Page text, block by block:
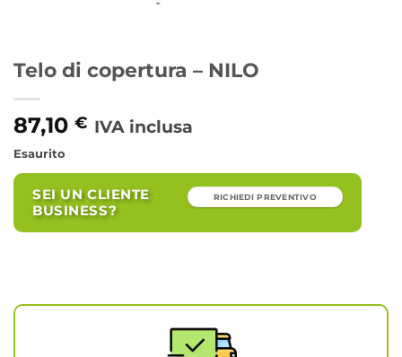
Telo di copertura – NILO
87,10 € IVA inclusa
Esaurito
SEI UN CLIENTE
BUSINESS?
RICHIEDI PREVENTIVO